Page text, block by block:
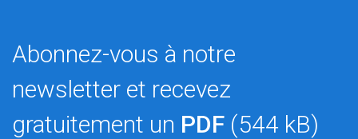
Abonnez-vous à notre
newsletter et recevez
gratuitement un PDF (544 kB)